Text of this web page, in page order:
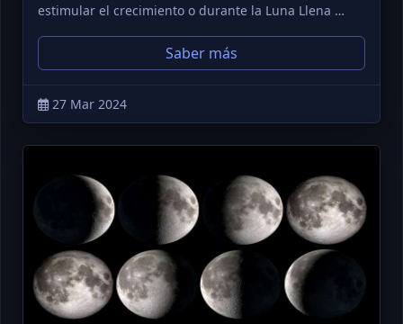
estimular el crecimiento o durante la Luna Llena …
Saber más
27 Mar 2024